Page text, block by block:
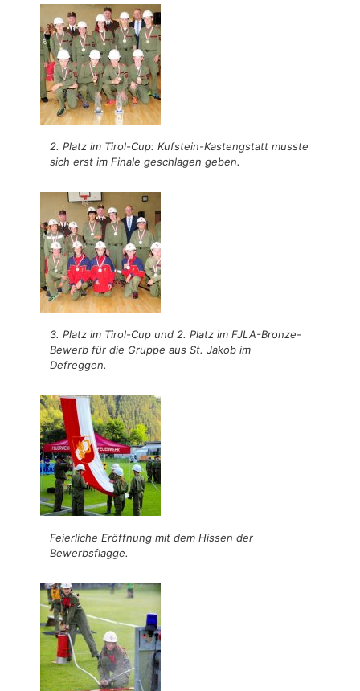
2. Platz im Tirol-Cup: Kufstein-Kastengstatt musste
sich erst im Finale geschlagen geben.
3. Platz im Tirol-Cup und 2. Platz im FJLA-Bronze-
Bewerb für die Gruppe aus St. Jakob im
Defreggen.
Feierliche Eröffnung mit dem Hissen der
Bewerbsflagge.